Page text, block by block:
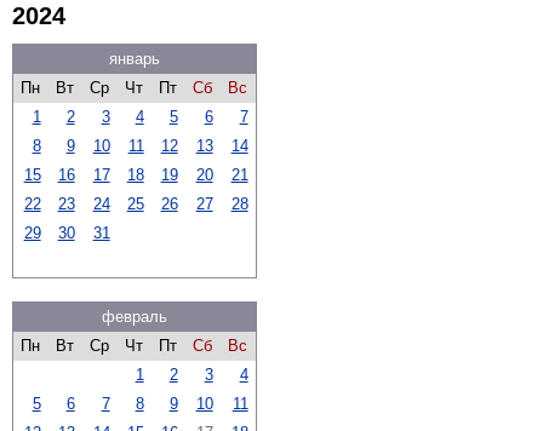
2024
январь
Пн
Вт Ср Чт Пт Сб
Вс
1
2 3 4 5 6
7
8
9 10 11 12 13
14
15
16 17 18 19 20
21
22
23 24 25 26 27
28
29
30 31
февраль
Пн
Вт Ср Чт Пт Сб
Вс
1
2 3
4
5
6 7 8 9 10
11